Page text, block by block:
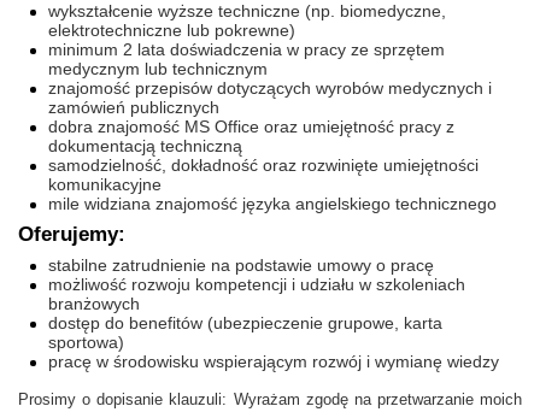
wykształcenie wyższe techniczne (np. biomedyczne,
elektrotechniczne lub pokrewne)
minimum 2 lata doświadczenia w pracy ze sprzętem
medycznym lub technicznym
znajomość przepisów dotyczących wyrobów medycznych i
zamówień publicznych
dobra znajomość MS Office oraz umiejętność pracy z
dokumentacją techniczną
samodzielność, dokładność oraz rozwinięte umiejętności
komunikacyjne
mile widziana znajomość języka angielskiego technicznego
Oferujemy:
stabilne zatrudnienie na podstawie umowy o pracę
możliwość rozwoju kompetencji i udziału w szkoleniach
branżowych
dostęp do benefitów (ubezpieczenie grupowe, karta
sportowa)
pracę w środowisku wspierającym rozwój i wymianę wiedzy
Prosimy o dopisanie klauzuli: Wyrażam zgodę na przetwarzanie moich